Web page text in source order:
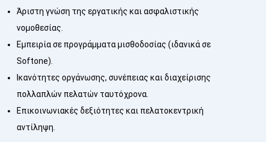
Άριστη γνώση της εργατικής και ασφαλιστικής
νομοθεσίας.
Εμπειρία σε προγράμματα μισθοδοσίας (ιδανικά σε
Softone).
Ικανότητες οργάνωσης, συνέπειας και διαχείρισης
πολλαπλών πελατών ταυτόχρονα.
Επικοινωνιακές δεξιότητες και πελατοκεντρική
αντίληψη.